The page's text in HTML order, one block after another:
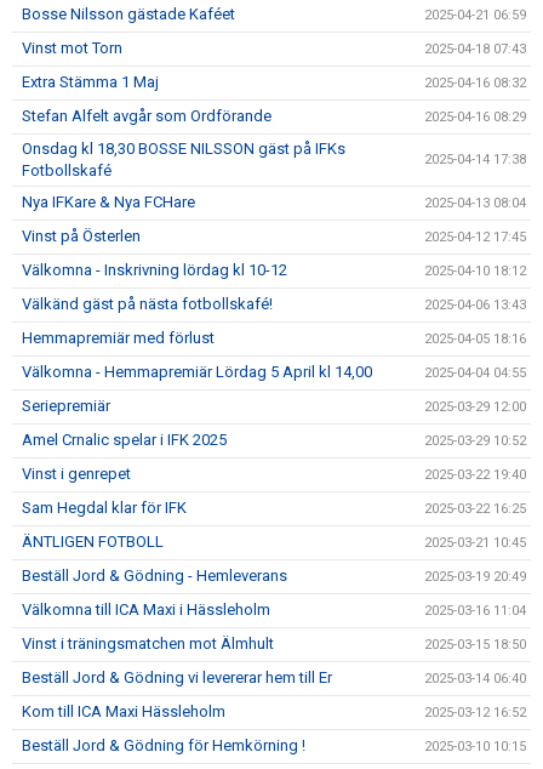
Bosse Nilsson gästade Kaféet 2025-04-21 06:59
Vinst mot Torn 2025-04-18 07:43
Extra Stämma 1 Maj 2025-04-16 08:32
Stefan Alfelt avgår som Ordförande 2025-04-16 08:29
Onsdag kl 18,30 BOSSE NILSSON gäst på IFKs
Fotbollskafé
2025-04-14 17:38
Nya IFKare & Nya FCHare 2025-04-13 08:04
Vinst på Österlen 2025-04-12 17:45
Välkomna - Inskrivning lördag kl 10-12 2025-04-10 18:12
Välkänd gäst på nästa fotbollskafé! 2025-04-06 13:43
Hemmapremiär med förlust 2025-04-05 18:16
Välkomna - Hemmapremiär Lördag 5 April kl 14,00 2025-04-04 04:55
Seriepremiär 2025-03-29 12:00
Amel Crnalic spelar i IFK 2025 2025-03-29 10:52
Vinst i genrepet 2025-03-22 19:40
Sam Hegdal klar för IFK 2025-03-22 16:25
ÄNTLIGEN FOTBOLL 2025-03-21 10:45
Beställ Jord & Gödning - Hemleverans 2025-03-19 20:49
Välkomna till ICA Maxi i Hässleholm 2025-03-16 11:04
Vinst i träningsmatchen mot Älmhult 2025-03-15 18:50
Beställ Jord & Gödning vi levererar hem till Er 2025-03-14 06:40
Kom till ICA Maxi Hässleholm 2025-03-12 16:52
Beställ Jord & Gödning för Hemkörning ! 2025-03-10 10:15